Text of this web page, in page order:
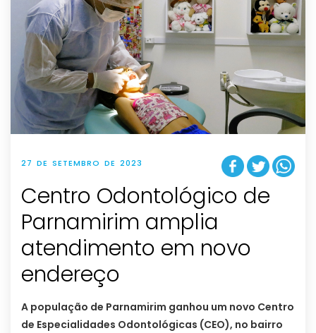
27 DE SETEMBRO DE 2023
Centro Odontológico de
Parnamirim amplia
atendimento em novo
endereço
A população de Parnamirim ganhou um novo Centro
de Especialidades Odontológicas (CEO), no bairro